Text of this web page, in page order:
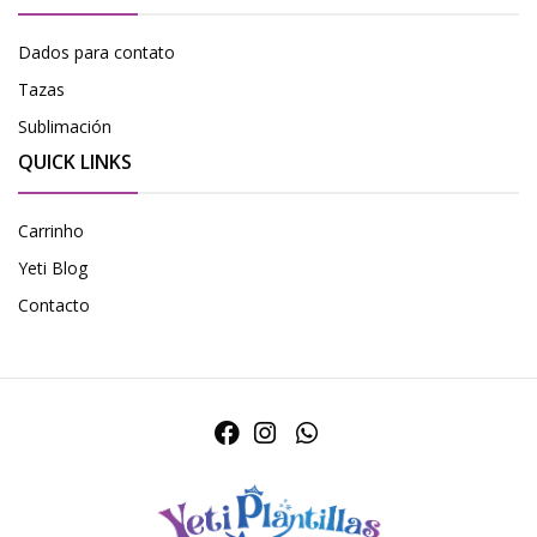
Dados para contato
Tazas
Sublimación
QUICK LINKS
Carrinho
Yeti Blog
Contacto